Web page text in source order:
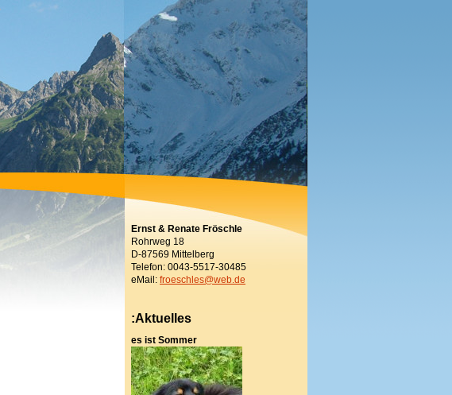
Ernst & Renate Fröschle
Rohrweg 18
D-87569 Mittelberg
Telefon: 0043-5517-30485
eMail: froeschles@web.de
:Aktuelles
es ist Sommer